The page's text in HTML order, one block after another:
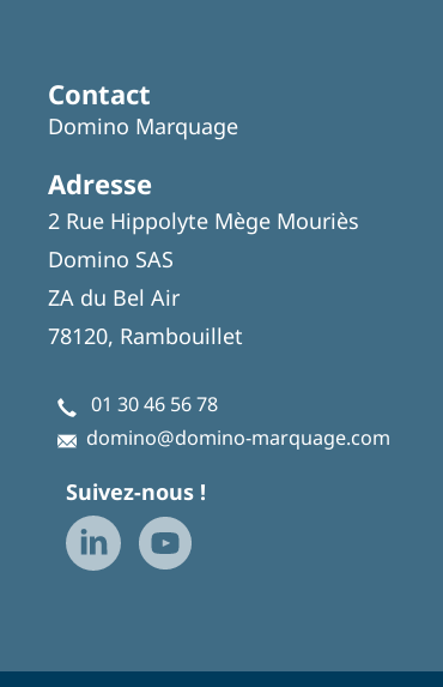
Contact
Domino Marquage
Adresse
2 Rue Hippolyte Mège Mouriès
Domino SAS
ZA du Bel Air
78120, Rambouillet
01 30 46 56 78
domino@domino-marquage.com
Suivez-nous !